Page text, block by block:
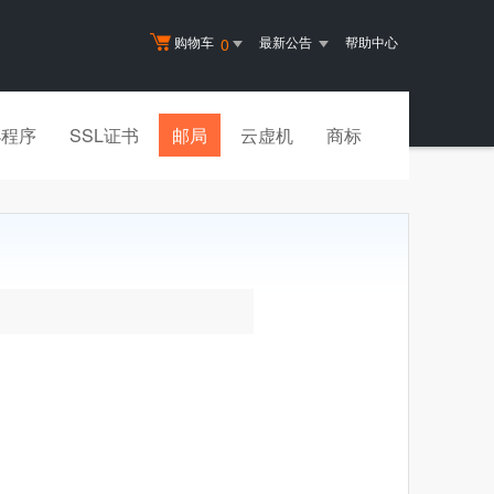
购物车 0 最新公告 帮助中心
序 SSL证书 邮局 云虚机 商标